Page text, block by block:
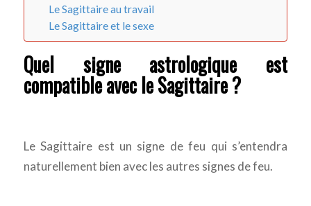
Le Sagittaire au travail
Le Sagittaire et le sexe
Quel signe astrologique est
compatible avec le Sagittaire ?
Le Sagittaire est un signe de feu qui s’entendra
naturellement bien avec les autres signes de feu.